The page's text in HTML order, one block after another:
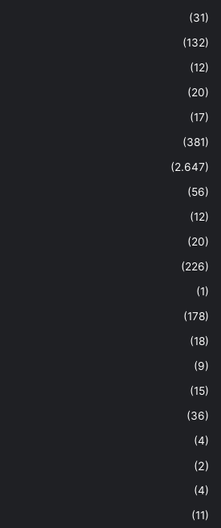
(31)
(132)
(12)
(20)
(17)
(381)
(2.647)
(56)
(12)
(20)
(226)
(1)
(178)
(18)
(9)
(15)
(36)
(4)
(2)
(4)
(11)